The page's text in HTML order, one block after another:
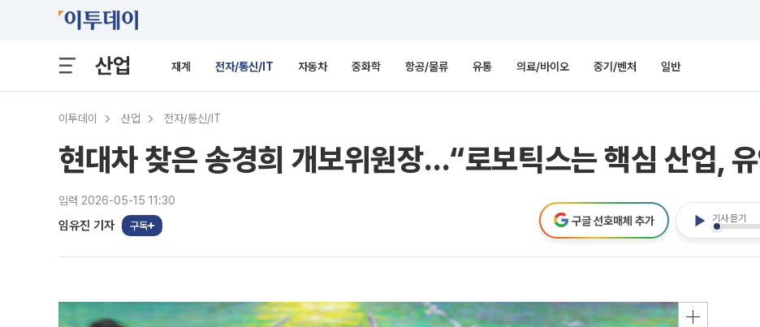
산업 재계 전자/통신/IT 자동차 중화학 항공/물류 유통 의료/바이오 중기/벤처 일반
이투데이 산업 전자/통신/IT
현대차 찾은 송경희 개보위원장…“로보틱스는 핵심 산업,
입력 2026-05-15 11:30
임유진 기자 구독
기사 듣기
구글 선호매체 추가